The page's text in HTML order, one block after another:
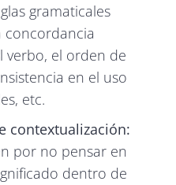
gramaticales
concordancia
verbo, el orden de
en el uso
etc.
contextualización:
por no pensar en
dentro de